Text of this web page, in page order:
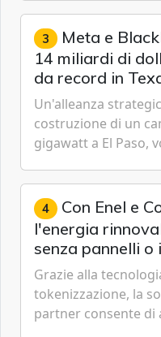
Cybersecurity.
3 Meta e
14 miliardi di
da record in
Un'alleanza
costruzione di un
gigawatt a El Paso,
artificiale
4 Con Enel e
l'energia
senza pannelli o
Grazie alla
tokenizzazione, la
partner consente di